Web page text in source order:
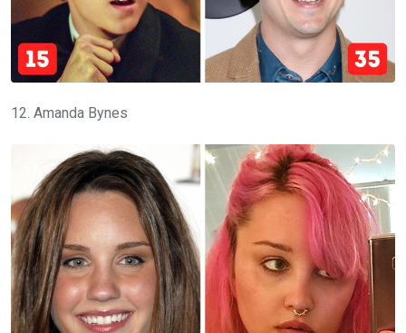
12. Amanda Bynes